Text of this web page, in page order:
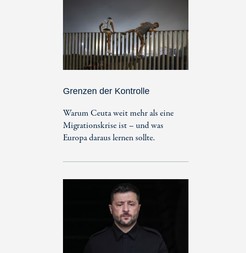
Grenzen der Kontrolle
Warum Ceuta weit mehr als eine
Migrationskrise ist – und was
Europa daraus lernen sollte.